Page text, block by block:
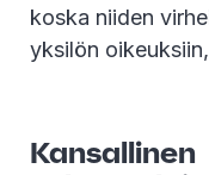
koska niiden
yksilön
Kansallinen